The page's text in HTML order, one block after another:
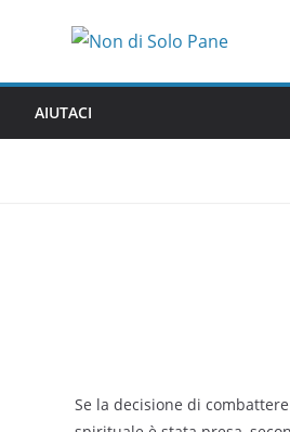
AIUTACI
Se la decisione di